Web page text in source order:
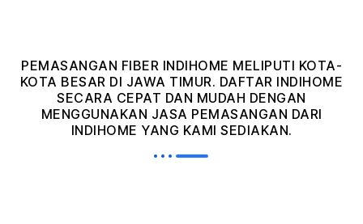
PEMASANGAN FIBER INDIHOME MELIPUTI KOTA-
KOTA BESAR DI JAWA TIMUR. DAFTAR INDIHOME
SECARA CEPAT DAN MUDAH DENGAN
MENGGUNAKAN JASA PEMASANGAN DARI
INDIHOME YANG KAMI SEDIAKAN.